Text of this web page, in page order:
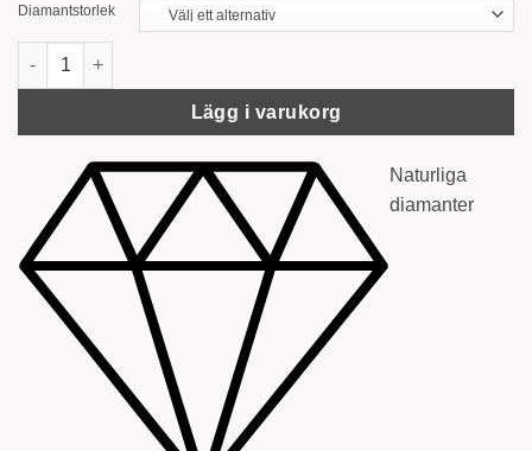
Diamantstorlek
‘Petit’ Diamanthalsband med smaragdslipad diamant mängd
Lägg i varukorg
Naturliga
diamanter